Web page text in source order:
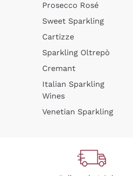
Prosecco Rosé
Sweet Sparkling
Cartizze
Sparkling Oltrepò
Cremant
Italian Sparkling
Wines
Venetian Sparkling